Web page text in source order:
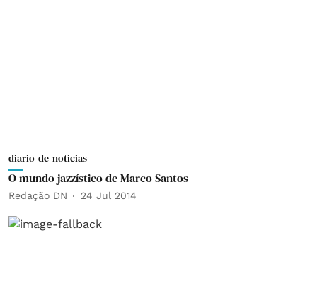
diario-de-noticias
O mundo jazzístico de Marco Santos
Redação DN 24 Jul 2014